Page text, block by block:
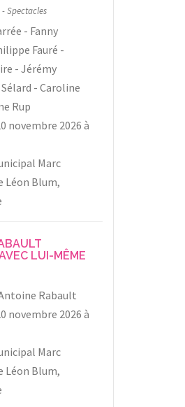
Spectacles
Fanny
Fauré
Jérémy
Caroline
Rup
novembre 2026 à
Marc
Léon Blum,
LUI-MÊME
Rabault
novembre 2026 à
Marc
Léon Blum,